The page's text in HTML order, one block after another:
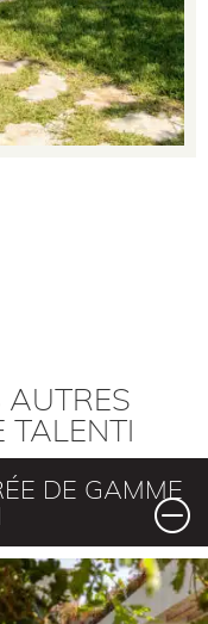
AUTRES
TALENTI
DE GAMME